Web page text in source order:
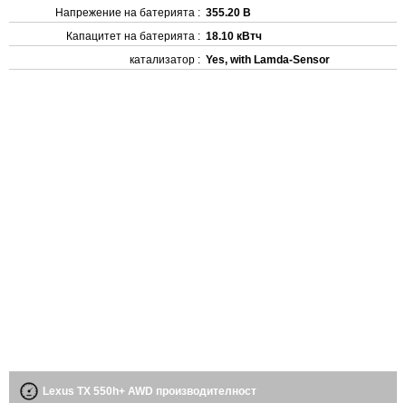
Напрежение на батерията : 355.20 В
Капацитет на батерията : 18.10 кВтч
катализатор : Yes, with Lamda-Sensor
Lexus TX 550h+ AWD производителност